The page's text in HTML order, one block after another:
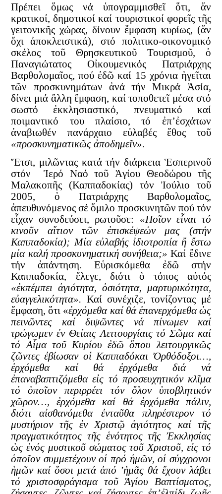
Πρέπει ὅμως νά ὑπογραμμισθεῖ ὅτι, ἄν
κρατικοί, δημοτικοί καί τουριστικοί φορεῖς τῆς
γειτονικῆς χώρας, δίνουν ἔμφαση κυρίως, (ἄν
ὄχι ἀποκλειστικά), στό πολιτικο-οικονομικό
σκέλος τοῦ Θρησκευτικοῦ Τουρισμοῦ, ὁ
Παναγιώτατος Οἰκουμενικός Πατριάρχης
Βαρθολομαῖος, πού ἐδῶ καί 15 χρόνια ἡγεῖται
τῶν προσκυνημάτων ἀνά τήν Μικρά Ἀσία,
δίνει μιά ἄλλη ἔμφαση, καί τοποθετεῖ μέσα στό
σωστό ἐκκλησιαστικό, πνευματικό καί
ποιμαντικό του πλαίσιο, τό ἐπ’ἐσχάτων
ἀναβιωθέν πανάρχαιο εὐλαβές ἔθος τοῦ
«προσκυνηματικῶς ἀποδημεῖν».
Ἔτσι, μιλῶντας κατά τήν διάρκεια Ἑσπερινοῦ
στόν Ἱερό Ναό τοῦ Ἁγίου Θεοδώρου τῆς
Μαλακοπῆς (Καππαδοκίας) τόν Ἰούλιο τοῦ
2005, ὁ Πατριάρχης Βαρθολομαῖος,
ἀπευθυνόμενος σέ ὅμιλο προσκυνητῶν πού τόν
εἶχαν συνοδεύσει, ρωτοῦσε: «Ποῖον εἶναι τό
κινοῦν αἴτιον τῶν ἐπισκέψεών μας (στήν
Καππαδοκία); Μία εὐλαβής ἰδιοτροπία ἤ ἔστω
μία καλή προσκυνηματική συνήθεια;»Καί ἔδινε
τήν ἀπάντηση. Εὑρισκόμεθα ἐδῶ στήν
Καππαδοκία, ἔλεγε, διότι ὁ τόπος αὐτός
«ἐκπέμπει ἁγιότητα, ὁσιότητα, μαρτυρικότητα,
εὐαγγελικότητα». Καί συνέχιζε, τονίζοντας μέ
ἔμφαση, ὅτι «ἐρχόμεθα καί θά ἐπανερχόμεθα ὡς
πεινῶντες καί διψῶντες νά πίνωμεν καί
τρώγωμεν ἐν Θείαις Λειτουργίαις τό Σῶμα καί
τό Αἷμα τοῦ Κυρίου ἐδῶ ὅπου λειτουργικῶς
ζῶντες ἐβίωσαν οἱ Καππαδόκαι Ὀρθόδοξοι…,
ἐρχόμεθα καί θά ἐρχόμεθα διά νά
ἐπαναβαπτιζόμεθα εἰς τό προσευχητικόν κλῖμα
τό ὁποῖον περιρρέει τόν ὅλον ὑποβλητικόν
χῶρον…, ἐρχόμεθα καί θά ἐρχόμεθα πάλιν,
διότι αἰσθανόμεθα ἐνταῦθα πληρέστερον τό
μυστήριον τῆς ἐν Χριστῷ ἁγιότητος καί τῆς
πραγματικότητος τῆς ἑνότητος τῆς Ἐκκλησίας
ὡς ἑνός μυστικοῦ σώματος τοῦ Χριστοῦ, εἰς τό
ὁποῖον συμμετέχουν οἱ πρό ἡμῶν, οἱ σύγχρονοι
ἡμῶν καί ὅσοι μετά ἀπό ’ἡμᾶς θά ἔχουν λάβει
τό χριστοσφράγισμα τοῦ Ἁγίου Βαπτίσματος,